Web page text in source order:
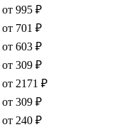
от 995 ₽
от 701 ₽
от 603 ₽
от 309 ₽
от 2171 ₽
от 309 ₽
от 240 ₽